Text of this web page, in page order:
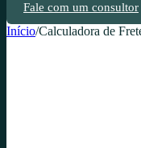
Fale com um consultor
Início/Calculadora de